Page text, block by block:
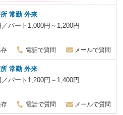
常勤 外来
パート1,000円～1,200円
電話で質問 メールで質問
常勤 外来
パート1,200円～1,400円
電話で質問 メールで質問